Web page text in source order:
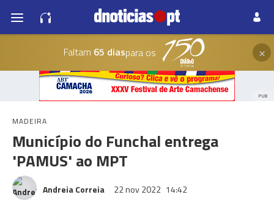
Faltam 65 diaspara os ×
PUB
MADEIRA
Município do Funchal entrega
'PAMUS' ao MPT
Andreia Correia 22 nov 2022 14:42